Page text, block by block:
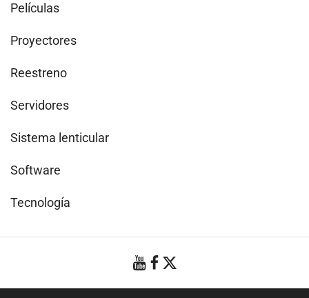
Películas
Proyectores
Reestreno
Servidores
Sistema lenticular
Software
Tecnología